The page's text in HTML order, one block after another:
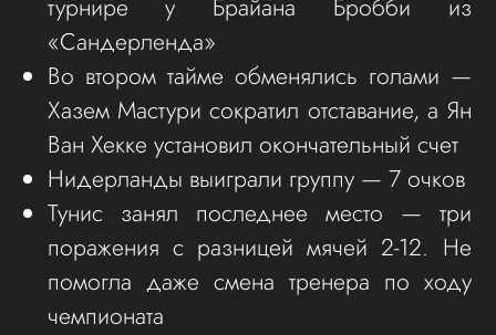
турнире у Брайана Бробби из
«Сандерленда»
Во втором тайме обменялись голами —
Хазем Мастури сократил отставание, а Ян
Ван Хекке установил окончательный счет
Нидерланды выиграли группу — 7 очков
Тунис занял последнее место — три
поражения с разницей мячей 2-12. Не
помогла даже смена тренера по ходу
чемпионата